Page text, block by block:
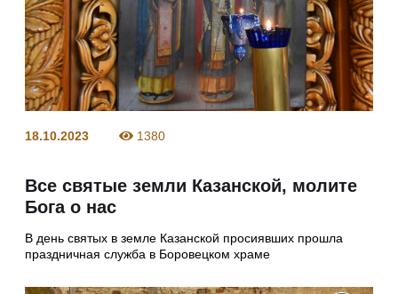
18.10.2023 1380
Все святые земли Казанской, молите
Бога о нас
В день святых в земле Казанской просиявших прошла
праздничная служба в Боровецком храме